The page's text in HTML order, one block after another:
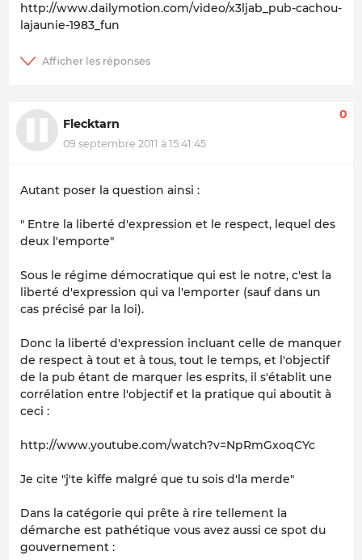
http://www.dailymotion.com/video/x3ljab_pub-cachou-
lajaunie-1983_fun
Flecktarn
09 septembre 2011 à 15:41:45
0
Autant poser la question ainsi :
" Entre la liberté d'expression et le respect, lequel des
deux l'emporte"
Sous le régime démocratique qui est le notre, c'est la
liberté d'expression qui va l'emporter (sauf dans un
cas précisé par la loi).
Donc la liberté d'expression incluant celle de manquer
de respect à tout et à tous, tout le temps, et l'objectif
de la pub étant de marquer les esprits, il s'établit une
corrélation entre l'objectif et la pratique qui aboutit à
ceci :
http://www.youtube.com/watch?v=NpRmGxoqCYc
Je cite "j'te kiffe malgré que tu sois d'la merde"
Dans la catégorie qui prête à rire tellement la
démarche est pathétique vous avez aussi ce spot du
gouvernement :